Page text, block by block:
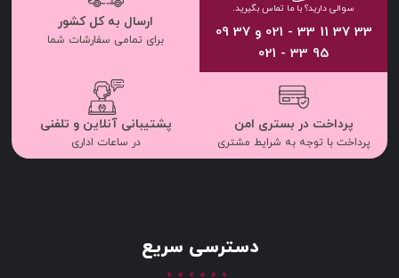
سوالی دارید؟ با ما تماس بگیرید.
33 37 11 33 - 021 و 37 09
95 33 - 021
ارسال به کل کشور
برای تمامی سفارشات شما
پرداخت در بستری امن
پرداخت با توجه به شرایط مشتری
پشتیبانی آنلاین و تلفنی
در ساعات اداری
دسترسی سریع